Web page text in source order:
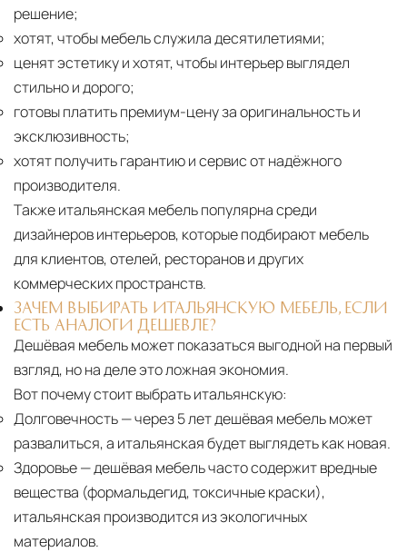
решение;
хотят, чтобы мебель служила десятилетиями;
ценят эстетику и хотят, чтобы интерьер выглядел
стильно и дорого;
готовы платить премиум-цену за оригинальность и
эксклюзивность;
хотят получить гарантию и сервис от надёжного
производителя.
Также итальянская мебель популярна среди
дизайнеров интерьеров, которые подбирают мебель
для клиентов, отелей, ресторанов и других
коммерческих пространств.
ЗАЧЕМ ВЫБИРАТЬ ИТАЛЬЯНСКУЮ МЕБЕЛЬ, ЕСЛИ
ЕСТЬ АНАЛОГИ ДЕШЕВЛЕ?
Дешёвая мебель может показаться выгодной на первый
взгляд, но на деле это ложная экономия.
Вот почему стоит выбрать итальянскую:
Долговечность— через 5 лет дешёвая мебель может
развалиться, а итальянская будет выглядеть как новая.
Здоровье— дешёвая мебель часто содержит вредные
вещества (формальдегид, токсичные краски),
итальянская производится из экологичных
материалов.